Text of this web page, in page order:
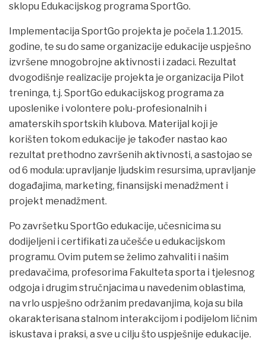
sklopu Edukacijskog programa SportGo.
Implementacija SportGo projekta je počela 1.1.2015.
godine, te su do same organizacije edukacije uspješno
izvršene mnogobrojne aktivnosti i zadaci. Rezultat
dvogodišnje realizacije projekta je organizacija Pilot
treninga, t.j. SportGo edukacijskog programa za
uposlenike i volontere polu-profesionalnih i
amaterskih sportskih klubova. Materijal koji je
korišten tokom edukacije je također nastao kao
rezultat prethodno završenih aktivnosti, a sastojao se
od 6 modula: upravljanje ljudskim resursima, upravljanje
događajima, marketing, finansijski menadžment i
projekt menadžment.
Po završetku SportGo edukacije, učesnicima su
dodijeljeni i certifikati za učešće u edukacijskom
programu. Ovim putem se želimo zahvaliti i našim
predavačima, profesorima Fakulteta sporta i tjelesnog
odgoja i drugim stručnjacima u navedenim oblastima,
na vrlo uspješno održanim predavanjima, koja su bila
okarakterisana stalnom interakcijom i podijelom ličnim
iskustava i praksi, a sve u cilju što uspješnije edukacije.